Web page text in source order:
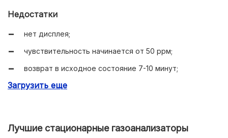
Недостатки
нет дисплея;
чувствительность начинается от 50 ррм;
возврат в исходное состояние 7-10 минут;
выходит на уровень готовности за 2 минуты.
Загрузить еще
Лучшие стационарные газоанализаторы